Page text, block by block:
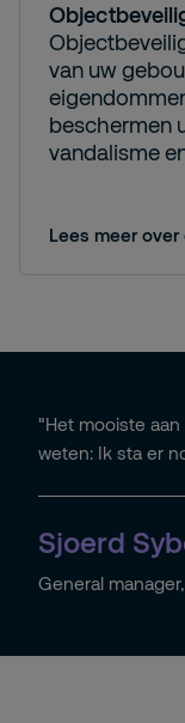
van uw
beschermen
vandalisme
Lees meer
"Het mooiste
weten: Ik sta er
Sjoerd
General